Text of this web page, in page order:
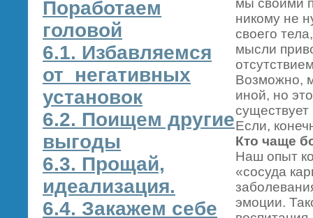
Поработаем
головой
6.1. Избавляемся
от негативных
установок
6.2. Поищем другие
выгоды
6.3. Прощай,
идеализация.
6.4. Закажем себе
мы своими
никому не
своего
мысли
Возможно,
иной, но
Если,
Кто чаще
Наш опыт
«сосуда
эмоции.